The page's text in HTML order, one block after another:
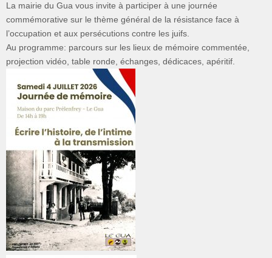
La mairie du Gua vous invite à participer à une journée
commémorative sur le thème général de la résistance face à
l’occupation et aux persécutions contre les juifs.
Au programme: parcours sur les lieux de mémoire commentée,
projection vidéo, table ronde, échanges, dédicaces, apéritif.